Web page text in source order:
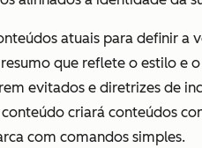
atuais para definir
que reflete o estilo e
evitados e diretrizes de
criará conteúdos
com comandos simples.